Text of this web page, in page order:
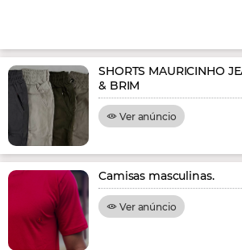
SHORTS MAURICINHO
& BRIM
Ver anúncio
Camisas masculinas.
Ver anúncio